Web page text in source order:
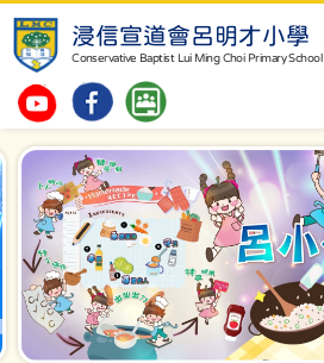
浸信宣道會呂明才小學
Conservative Baptist Lui Ming Choi Primary School